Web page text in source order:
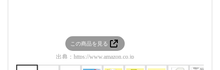
この商品を見る
出典： https://www.amazon.co.jp